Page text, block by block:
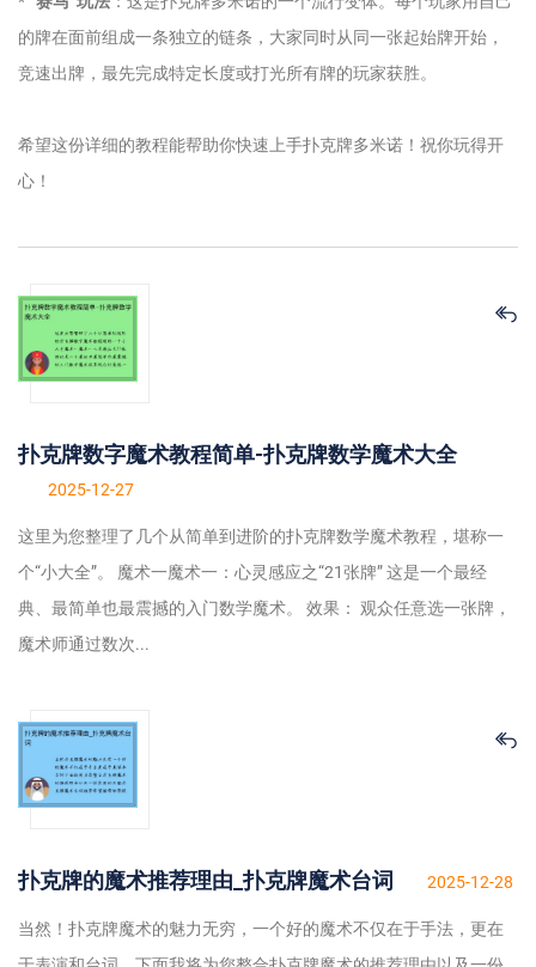
的牌在面前组成一条独立的链条，大家同时从同一张起始牌开始，
竞速出牌，最先完成特定长度或打光所有牌的玩家获胜。
希望这份详细的教程能帮助你快速上手扑克牌多米诺！祝你玩得开
心！
扑克牌数字魔术教程简单-扑克牌数学魔术大全
2025-12-27
这里为您整理了几个从简单到进阶的扑克牌数学魔术教程，堪称一
个“小大全”。 魔术一魔术一：心灵感应之“21张牌” 这是一个最经
典、最简单也最震撼的入门数学魔术。 效果： 观众任意选一张牌，
魔术师通过数次...
扑克牌的魔术推荐理由_扑克牌魔术台词 2025-12-28
当然！扑克牌魔术的魅力无穷，一个好的魔术不仅在于手法，更在